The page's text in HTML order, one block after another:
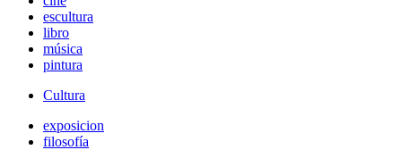
escultura
libro
música
pintura
Cultura
exposicion
filosofía